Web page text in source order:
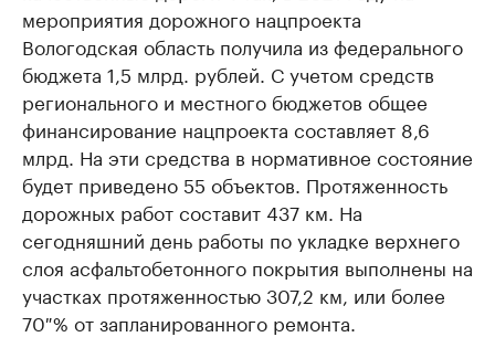
мероприятия дорожного нацпроекта
Вологодская область получила из федерального
бюджета 1,5 млрд. рублей. С учетом средств
регионального и местного бюджетов общее
финансирование нацпроекта составляет 8,6
млрд. На эти средства в нормативное состояние
будет приведено 55 объектов. Протяженность
дорожных работ составит 437 км. На
сегодняшний день работы по укладке верхнего
слоя асфальтобетонного покрытия выполнены на
участках протяженностью 307,2 км, или более
70 % от запланированного ремонта.